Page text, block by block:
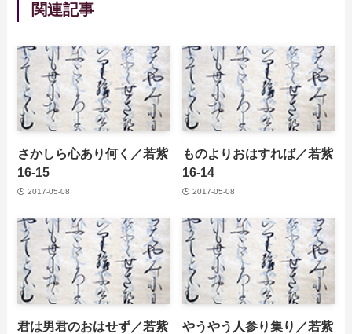
関連記事
さかしら心あり何く／若紫
16-15
2017-05-08
ものよりおはすれば／若紫
16-14
2017-05-08
君は男君のおはせず／若紫
やうやう人参り集り／若紫